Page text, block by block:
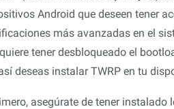
Android que deseen tener
más avanzadas en el
tener desbloqueado el
deseas instalar TWRP en tu
asegúrate de tener